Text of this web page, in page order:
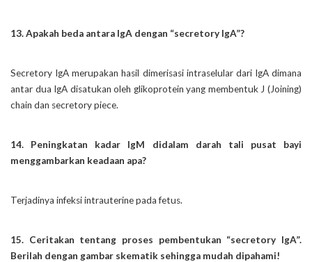
13. Apakah beda antara IgA dengan “secretory IgA”?
Secretory IgA merupakan hasil dimerisasi intraselular dari IgA dimana
antar dua IgA disatukan oleh glikoprotein yang membentuk J (Joining)
chain dan secretory piece.
14. Peningkatan kadar IgM didalam darah tali pusat bayi
menggambarkan keadaan apa?
Terjadinya infeksi intrauterine pada fetus.
15. Ceritakan tentang proses pembentukan “secretory IgA”.
Berilah dengan gambar skematik sehingga mudah dipahami!